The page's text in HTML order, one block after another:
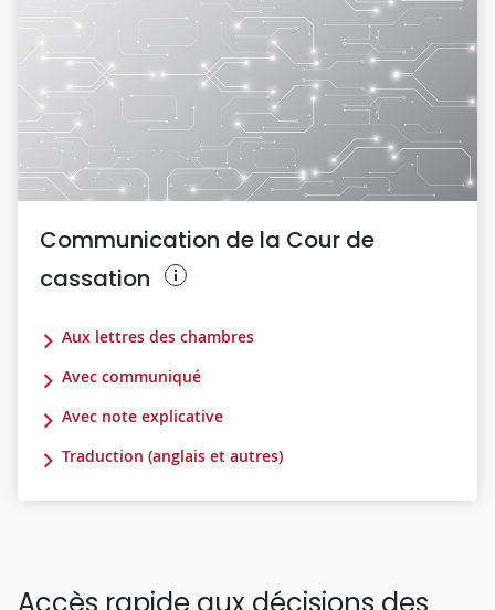
Communication de la Cour de
cassation
Aux lettres des chambres
Avec communiqué
Avec note explicative
Traduction (anglais et autres)
Accès rapide aux décisions des